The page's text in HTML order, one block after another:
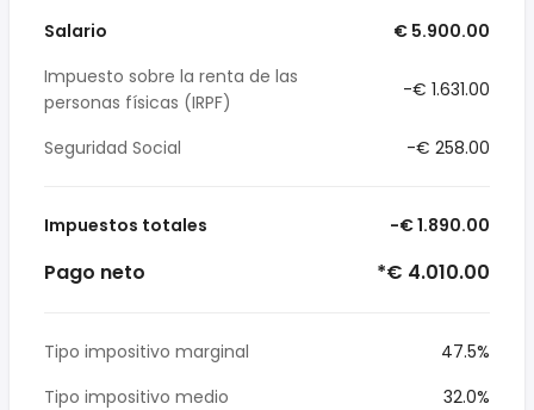
Salario
€ 5.900.00
Impuesto sobre la renta de las
personas físicas (IRPF)
-€ 1.631.00
Seguridad Social -€ 258.00
Impuestos totales -€ 1.890.00
Pago neto *€ 4.010.00
Tipo impositivo marginal
47.5%
Tipo impositivo medio
32.0%